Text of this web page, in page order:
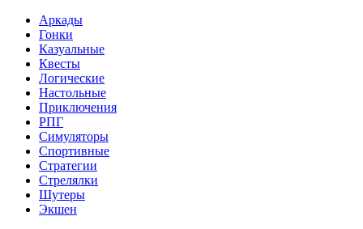
Аркады
Гонки
Казуальные
Квесты
Логические
Настольные
Приключения
РПГ
Симуляторы
Спортивные
Стратегии
Стрелялки
Шутеры
Экшен